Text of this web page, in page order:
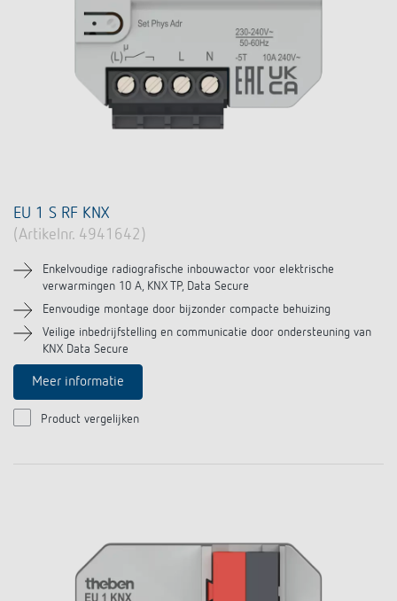
EU 1 S RF KNX
(Artikelnr. 4941642)
Enkelvoudige radiografische inbouwactor voor elektrische
verwarmingen 10 A, KNX TP, Data Secure
Eenvoudige montage door bijzonder compacte behuizing
Veilige inbedrijfstelling en communicatie door ondersteuning van
KNX Data Secure
Meer informatie
Product vergelijken